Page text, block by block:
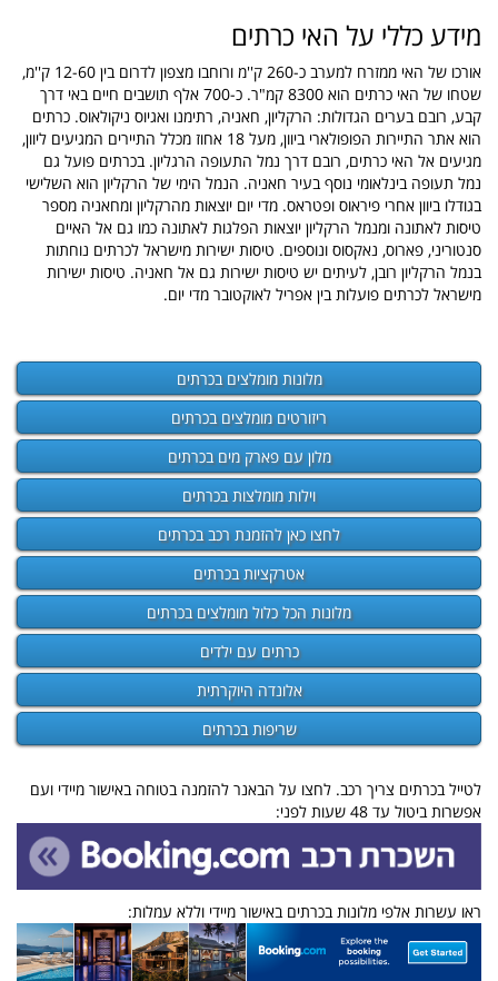
מידע כללי על האי כרתים
אורכו של האי ממזרח למערב כ-260 ק''מ ורוחבו מצפון לדרום בין 12-60 ק''מ,
שטחו של האי כרתים הוא 8300 קמ"ר. כ-700 אלף תושבים חיים באי דרך
קבע, רובם בערים הגדולות: הרקליון, חאניה, רתימנו ואגיוס ניקולאוס. כרתים
הוא אתר התיירות הפופולארי ביוון, מעל 18 אחוז מכלל התיירים המגיעים ליוון,
מגיעים אל האי כרתים, רובם דרך נמל התעופה הרגליון. בכרתים פועל גם
נמל תעופה בינלאומי נוסף בעיר חאניה. הנמל הימי של הרקליון הוא השלישי
בגודלו ביוון אחרי פיראוס ופטראס. מדי יום יוצאות מהרקליון ומחאניה מספר
טיסות לאתונה ומנמל הרקליון יוצאות הפלגות לאתונה כמו גם אל האיים
סנטוריני, פארוס, נאקסוס ונוספים. טיסות ישירות מישראל לכרתים נוחתות
בנמל הרקליון רובן, לעיתים יש טיסות ישירות גם אל חאניה. טיסות ישירות
מישראל לכרתים פועלות בין אפריל לאוקטובר מדי יום.
מלונות מומלצים בכרתים
ריזורטים מומלצים בכרתים
מלון עם פארק מים בכרתים
וילות מומלצות בכרתים
לחצו כאן להזמנת רכב בכרתים
אטרקציות בכרתים
מלונות הכל כלול מומלצים בכרתים
כרתים עם ילדים
אלונדה היוקרתית
שריפות בכרתים
לטייל בכרתים צריך רכב. לחצו על הבאנר להזמנה בטוחה באישור מיידי ועם
אפשרות ביטול עד 48 שעות לפני:
ראו עשרות אלפי מלונות בכרתים באישור מיידי וללא עמלות: